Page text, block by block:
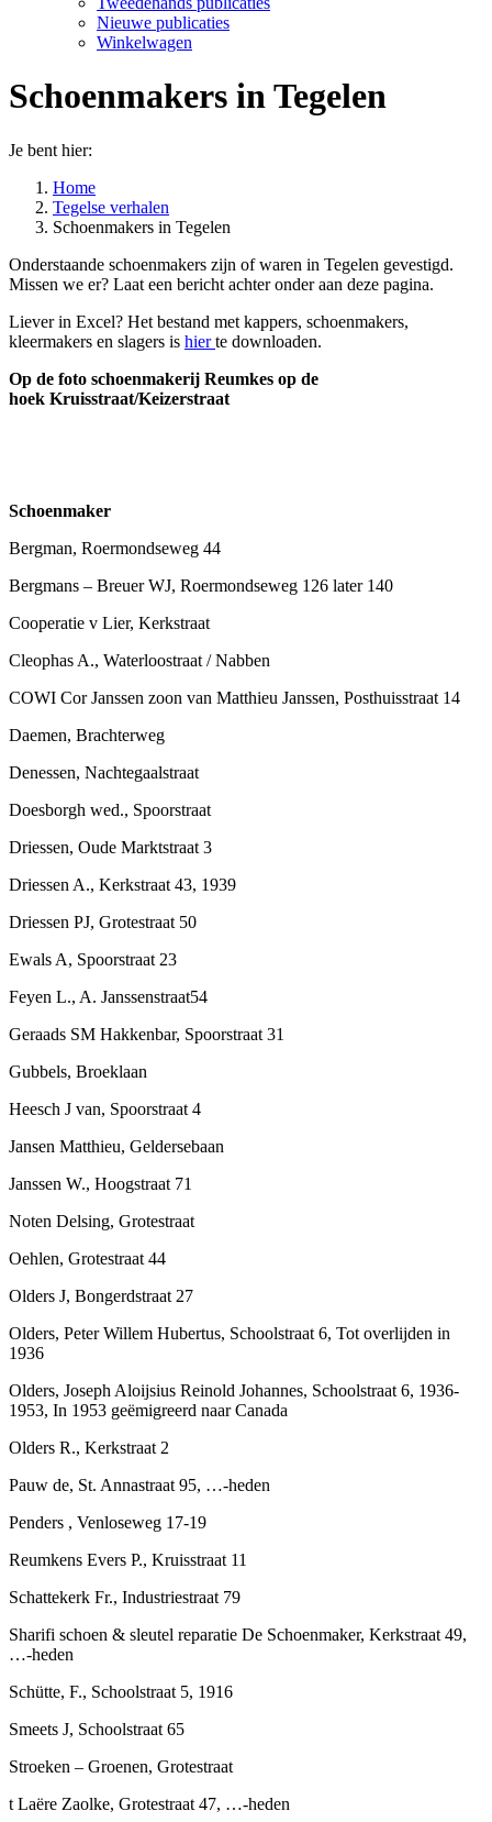
Nieuwe publicaties
Winkelwagen
Schoenmakers in Tegelen
Je bent hier:
Home
Tegelse verhalen
Schoenmakers in Tegelen
Onderstaande schoenmakers zijn of waren in Tegelen gevestigd.
Missen we er? Laat een bericht achter onder aan deze pagina.
Liever in Excel? Het bestand met kappers, schoenmakers,
kleermakers en slagers is hierte downloaden.
Op de foto schoenmakerij Reumkes op de
hoek Kruisstraat/Keizerstraat
Schoenmaker
Bergman, Roermondseweg 44
Bergmans – Breuer WJ, Roermondseweg 126 later 140
Cooperatie v Lier, Kerkstraat
Cleophas A., Waterloostraat / Nabben
COWI Cor Janssen zoon van Matthieu Janssen, Posthuisstraat 14
Daemen, Brachterweg
Denessen, Nachtegaalstraat
Doesborgh wed., Spoorstraat
Driessen, Oude Marktstraat 3
Driessen A., Kerkstraat 43, 1939
Driessen PJ, Grotestraat 50
Ewals A, Spoorstraat 23
Feyen L., A. Janssenstraat54
Geraads SM Hakkenbar, Spoorstraat 31
Gubbels, Broeklaan
Heesch J van, Spoorstraat 4
Jansen Matthieu, Geldersebaan
Janssen W., Hoogstraat 71
Noten Delsing, Grotestraat
Oehlen, Grotestraat 44
Olders J, Bongerdstraat 27
Olders, Peter Willem Hubertus, Schoolstraat 6, Tot overlijden in
1936
Olders, Joseph Aloijsius Reinold Johannes, Schoolstraat 6, 1936-
1953, In 1953 geëmigreerd naar Canada
Olders R., Kerkstraat 2
Pauw de, St. Annastraat 95, …-heden
Penders , Venloseweg 17-19
Reumkens Evers P., Kruisstraat 11
Schattekerk Fr., Industriestraat 79
Sharifi schoen & sleutel reparatie De Schoenmaker, Kerkstraat 49,
…-heden
Schütte, F., Schoolstraat 5, 1916
Smeets J, Schoolstraat 65
Stroeken – Groenen, Grotestraat
t Laëre Zaolke, Grotestraat 47, …-heden